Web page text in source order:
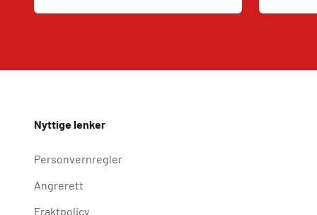
Nyttige lenker
Personvernregler
Angrerett
Fraktpolicy